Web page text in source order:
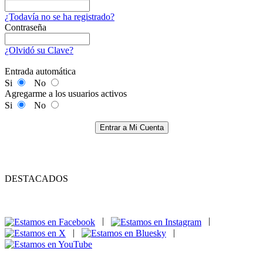
¿Todavía no se ha registrado?
Contraseña
¿Olvidó su Clave?
Entrada automática
Si
No
Agregarme a los usuarios activos
Si
No
Entrar a Mi Cuenta
DESTACADOS
|
|